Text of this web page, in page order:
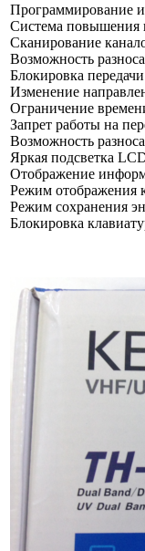
Программирование
Система повышения
Сканирование
Возможность
Блокировка
Изменение
Ограничение
Запрет работы на
Возможность
Яркая подсветка
Отображение
Режим отображения
Режим сохранения
Блокировка